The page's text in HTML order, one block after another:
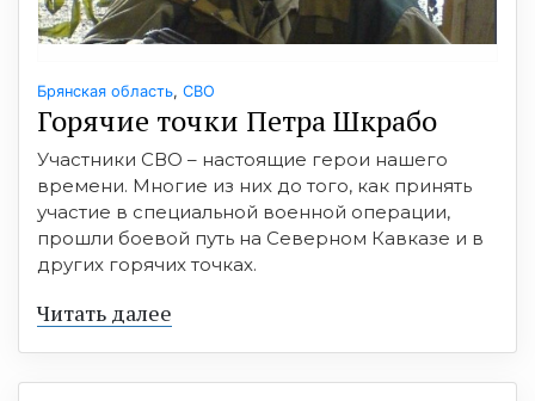
Брянская область, СВО
Горячие точки Петра Шкрабо
Участники СВО – настоящие герои нашего
времени. Многие из них до того, как принять
участие в специальной военной операции,
прошли боевой путь на Северном Кавказе и в
других горячих точках.
Читать далее